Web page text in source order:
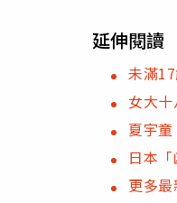
延伸閱讀
未滿
女大
夏宇
日本
更多